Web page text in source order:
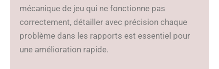
mécanique de jeu qui ne fonctionne pas
correctement, détailler avec précision chaque
problème dans les rapports est essentiel pour
une amélioration rapide.